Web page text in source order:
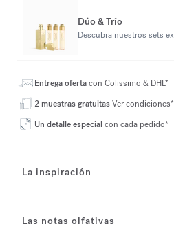
Dúo & Trío
Descubra nuestros sets
Entrega ofertacon Colissimo & DHL*
2 muestras gratuitasVer condiciones*
Un detalle especialcon cada pedido*
La inspiración
Las notas olfativas